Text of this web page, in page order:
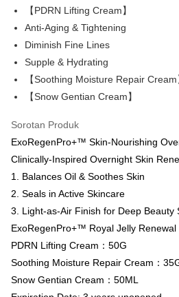
Perkhidmatan ini disediakan oleh Taiwan
Jika anda memilih OP Pay Later sebagai
akan mengarahkan anda secara automatik
Later selepas pesanan dibuat. Anda perlu
mudah alih anda, memilih bilangan
akhir pembayaran. Transaksi akan
yang dikenakan adalah tertakluk kepada
pada halaman pengesahan transaksi
Jika transaksi tidak disahkan dalam masa
dibuat, atau jika permohonan gagal dalam
akan dibatalkan secara automatik. Jika
peringkat "semakan manual", ini bermakna
tidak dipenuhi; butiran penilaian khusus
Pembayaran ansuran melalui OP Pay Later
berasingan dan tidak termasuk dalam bil
Deskripsi
Pertama, Mengenai Perkhidmatan AFTEE
pengesahan AFTEE akan muncul.
2. Anda boleh meneruskan pembayaran
3. Tiada bayaran diperlukan apabila
4. Setelah pesanan disahkan, anda akan
AFTEE.
5. Tiada bayaran diperlukan apabila anda
pembayaran di empat kedai serbaneka
dalam talian dengan SMS pembayaran
AFTEE.
Sila ambil perhatian bahawa tempoh
bagaimanapun, bagi mereka yang telah
dan mendaftar sebagai ahli AFTEE boleh
Tempoh pembayaran dikira dari masa
ditambah dengan bilangan hari yang boleh
Pemindahan ATM
Tunai semasa Penghantaran
Pilihan Penghantaran
付款後全家取貨
NT$80/pesanan | Penghantaran
NT$1,880 atau lebih
NT$80/pesanan | Penghantaran
NT$2,000 atau lebih
【PDRN Lifting Cream】
Anti-Aging & Tightening
Diminish Fine Lines
Supple & Hydrating
【Soothing Moisture Repair Cream
【Snow Gentian Cream】
Sorotan Produk
ExoRegenPro+™ Skin-Nourishing
Clinically-Inspired Overnight Skin
1. Balances Oil & Soothes Skin
2. Seals in Active Skincare
3. Light-as-Air Finish for Deep Beauty
ExoRegenPro+™ Royal Jelly Renewal
PDRN Lifting Cream：50G
Soothing Moisture Repair Cream：
Snow Gentian Cream：50ML